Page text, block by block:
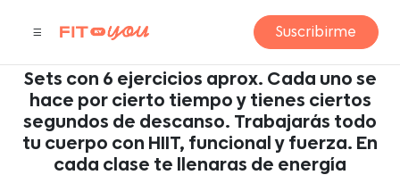
Suscribirme
INTERVALOS
by Karen Villarreal
Sets con 6 ejercicios aprox. Cada uno se
hace por cierto tiempo y tienes ciertos
segundos de descanso. Trabajarás todo
tu cuerpo con HIIT, funcional y fuerza. En
cada clase te llenaras de energía